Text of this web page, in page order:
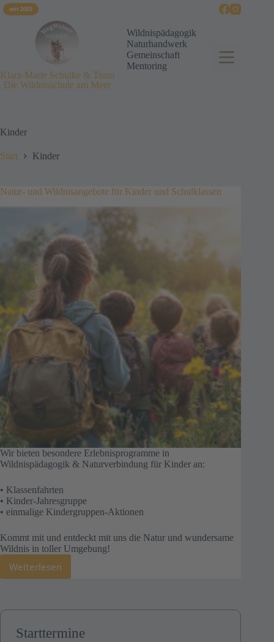
seit 2005
Klara-Marie Schulke & Team
Die Wildnisschule am Meer
Wildnispädagogik
Naturhandwerk
Gemeinschaft
Mentoring
Kinder
Start Kinder
Natur- und Wildnisangebote für Kinder und Schulklassen
Wir bieten besondere Erlebnisprogramme in
Wildnispädagogik & Naturverbindung für Kinder an:
• Klassenfahrten
• Kinder-Jahresgruppe
• einmalige Kindergruppen-Aktionen
Kommt mit und entdeckt mit uns die Natur und wundersame
Wildnis in toller Umgebung!
Weiterlesen
Starttermine